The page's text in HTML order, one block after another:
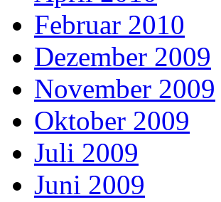
Februar 2010
Dezember 2009
November 2009
Oktober 2009
Juli 2009
Juni 2009